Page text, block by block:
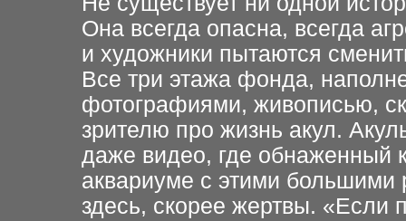
Она всегда опасна, всегда
и художники пытаются
Все три этажа фонда,
фотографиями, живописью,
зрителю про жизнь акул.
даже видео, где обнаженный
аквариуме с этими
здесь, скорее жертвы. «Если